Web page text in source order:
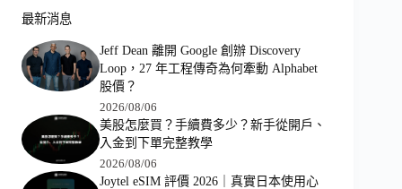
最新消息
Jeff Dean 離開 Google 創辦 Discovery
Loop，27 年工程傳奇為何牽動 Alphabet
股價？
2026/08/06
美股怎麼買？手續費多少？新手從開戶、
入金到下單完整教學
2026/08/06
Joytel eSIM 評價 2026｜真實日本使用心